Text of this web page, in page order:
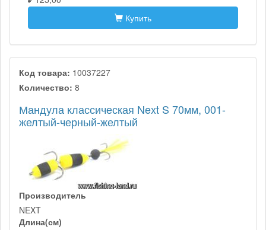
Купить
Код товара: 10037227
Количество: 8
Мандула классическая Next S 70мм, 001-
желтый-черный-желтый
Производитель
NEXT
Длина(см)